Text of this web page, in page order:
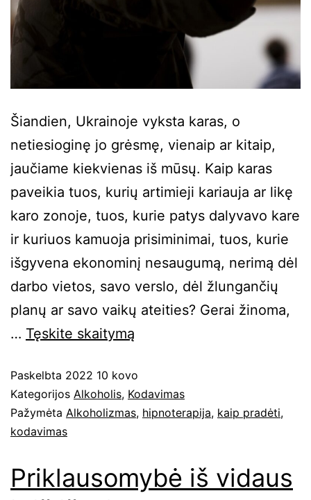
Šiandien, Ukrainoje vyksta karas, o
netiesioginę jo grėsmę, vienaip ar kitaip,
jaučiame kiekvienas iš mūsų. Kaip karas
paveikia tuos, kurių artimieji kariauja ar likę
karo zonoje, tuos, kurie patys dalyvavo kare
ir kuriuos kamuoja prisiminimai, tuos, kurie
išgyvena ekonominį nesaugumą, nerimą dėl
darbo vietos, savo verslo, dėl žlungančių
planų ar savo vaikų ateities? Gerai žinoma,
… Tęskite skaitymą
Paskelbta 2022 10 kovo
Kategorijos Alkoholis, Kodavimas
Pažymėta Alkoholizmas, hipnoterapija, kaip pradėti,
kodavimas
Priklausomybė iš vidaus